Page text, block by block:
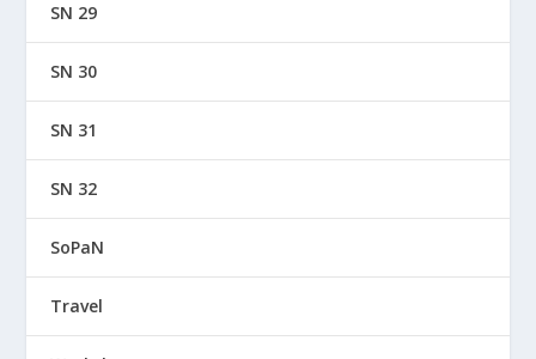
SN 29
SN 30
SN 31
SN 32
SoPaN
Travel